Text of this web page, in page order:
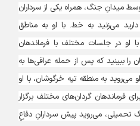
میدانِ جنگ، همراه یکی از سرداران
می‌زنید به خط. با او به مناطق
در جلسات مختلف با فرماندهان
ببینید که پس از حمله عراقی‌ها به
می‌روید به منطقه تپه خرگوشان، با او
گردان‌های مختلف برگزار
می‌روید پیش سردارانِ دفاعِ